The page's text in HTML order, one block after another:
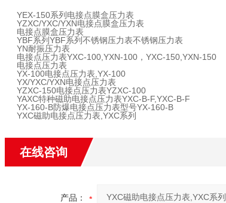
YEX-150系列电接点膜盒压力表
YZXC/YXC/YXN电接点膜盒压力表
电接点膜盒压力表
YBF系列YBF系列不锈钢压力表不锈钢压力表
YN耐振压力表
电接点压力表YXC-100,YXN-100，YXC-150,YXN-150
电接点压力表
YX-100电接点压力表,YX-100
YX/YXC/YXN电接点压力表
YZXC-150电接点压力表YZXC-100
YAXC特种磁助电接点压力表YXC-B-F,YXC-B-F
YX-160-B防爆电接点压力表型号YX-160-B
YXC磁助电接点压力表,YXC系列
在线咨询
产品：